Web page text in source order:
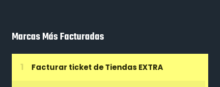
Marcas Más Facturadas